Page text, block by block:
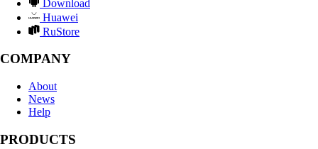
Download
Huawei
RuStore
COMPANY
About
News
Help
PRODUCTS